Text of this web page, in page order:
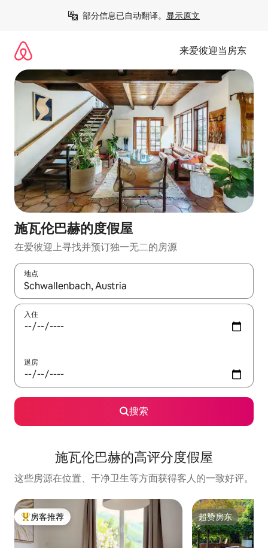
部分信息已自动翻译。 显示原文
来爱彼迎当房东
施瓦伦巴赫的度假屋
在爱彼迎上寻找并预订独一无二的房源
地点
如有搜索结果，请使用上下方向键查看，或通过点击或滑动手势
入住
退房
搜索
施瓦伦巴赫的高评分度假屋
这些房源在位置、干净卫生等方面获得客人的一致好评。
热门「房客推荐」
房客推荐 超赞房东
超赞房东